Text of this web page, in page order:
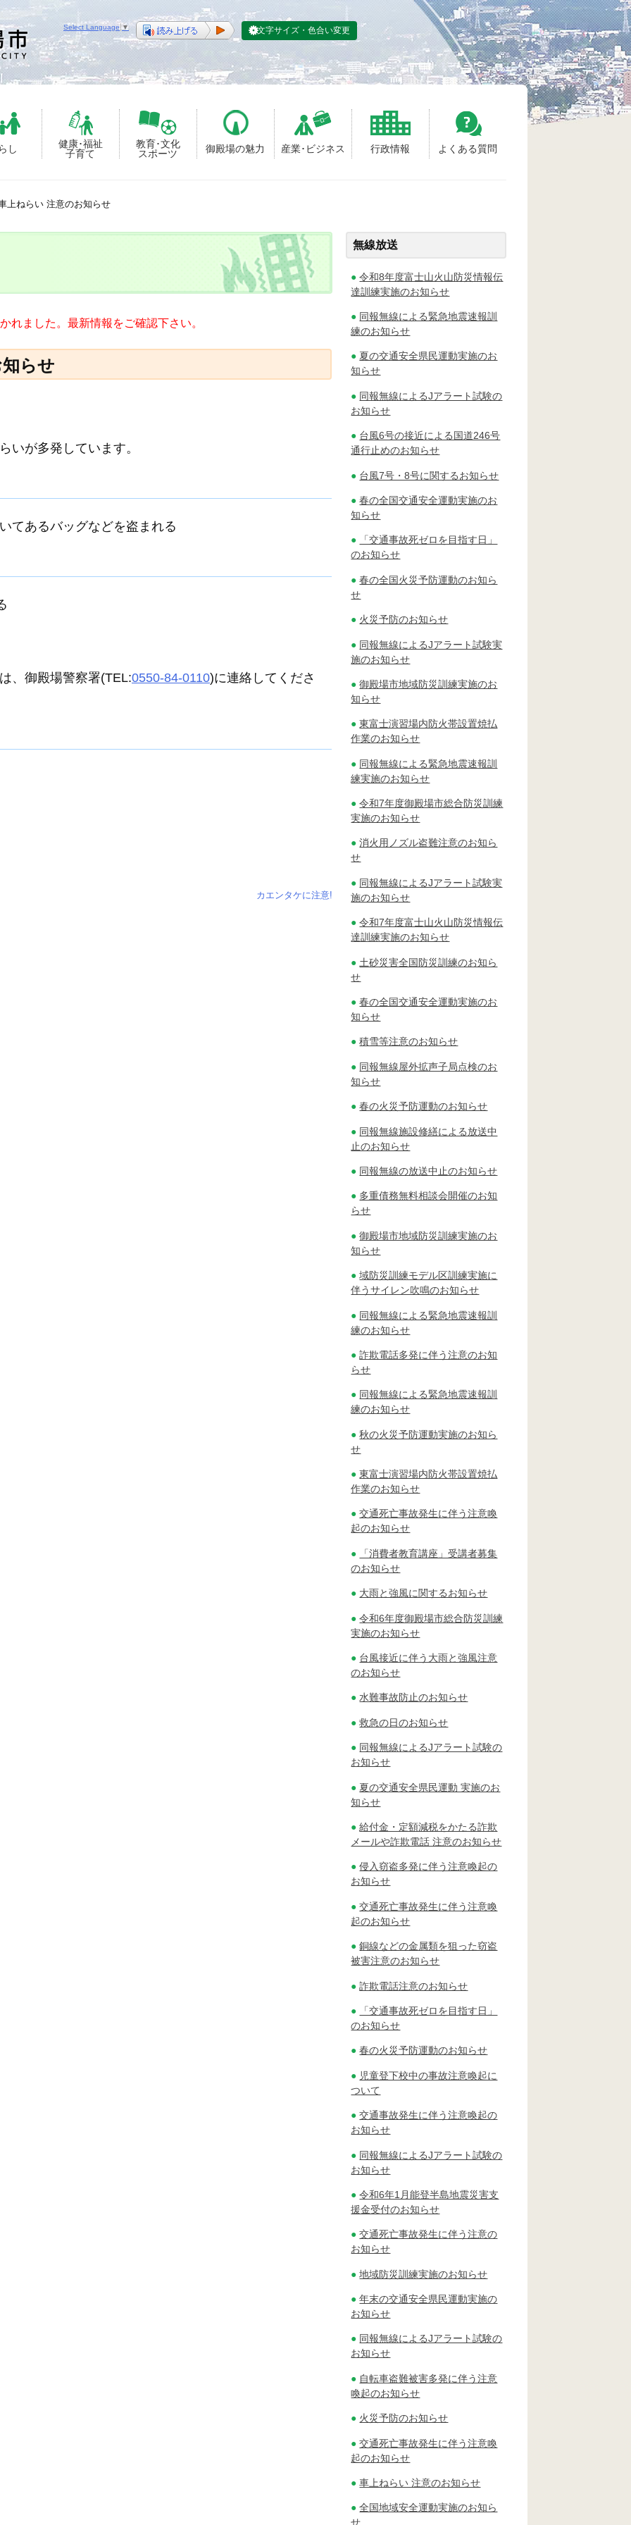
し
健康･福祉
子育て
教育･文化
スポーツ
御殿場の魅力 産業･ビジネス 行政情報 よくある質問
Select Language ▼ 文字サイズ・色合い変更
上ねらい 注意のお知らせ
ました。最新情報をご確認下さい。
らせ
いが多発しています。
てあるバッグなどを盗まれる
、御殿場警察署(TEL:0550-84-0110)に連絡してくださ
カエンタケに注意!
無線放送
令和8年度富士山火山防災情報伝
達訓練実施のお知らせ
同報無線による緊急地震速報訓
練のお知らせ
夏の交通安全県民運動実施のお
知らせ
同報無線によるJアラート試験の
お知らせ
台風6号の接近による国道246号
通行止めのお知らせ
台風7号・8号に関するお知らせ
春の全国交通安全運動実施のお
知らせ
「交通事故死ゼロを目指す日」
のお知らせ
春の全国火災予防運動のお知ら
せ
火災予防のお知らせ
同報無線によるJアラート試験実
施のお知らせ
御殿場市地域防災訓練実施のお
知らせ
東富士演習場内防火帯設置焼払
作業のお知らせ
同報無線による緊急地震速報訓
練実施のお知らせ
令和7年度御殿場市総合防災訓練
実施のお知らせ
消火用ノズル盗難注意のお知ら
せ
同報無線によるJアラート試験実
施のお知らせ
令和7年度富士山火山防災情報伝
達訓練実施のお知らせ
土砂災害全国防災訓練のお知ら
せ
春の全国交通安全運動実施のお
知らせ
積雪等注意のお知らせ
同報無線屋外拡声子局点検のお
知らせ
春の火災予防運動のお知らせ
同報無線施設修繕による放送中
止のお知らせ
同報無線の放送中止のお知らせ
多重債務無料相談会開催のお知
らせ
御殿場市地域防災訓練実施のお
知らせ
域防災訓練モデル区訓練実施に
伴うサイレン吹鳴のお知らせ
同報無線による緊急地震速報訓
練のお知らせ
詐欺電話多発に伴う注意のお知
らせ
同報無線による緊急地震速報訓
練のお知らせ
秋の火災予防運動実施のお知ら
せ
東富士演習場内防火帯設置焼払
作業のお知らせ
交通死亡事故発生に伴う注意喚
起のお知らせ
「消費者教育講座」受講者募集
のお知らせ
大雨と強風に関するお知らせ
令和6年度御殿場市総合防災訓練
実施のお知らせ
台風接近に伴う大雨と強風注意
のお知らせ
水難事故防止のお知らせ
救急の日のお知らせ
同報無線によるJアラート試験の
お知らせ
夏の交通安全県民運動 実施のお
知らせ
給付金・定額減税をかたる詐欺
メールや詐欺電話 注意のお知らせ
侵入窃盗多発に伴う注意喚起の
お知らせ
交通死亡事故発生に伴う注意喚
起のお知らせ
銅線などの金属類を狙った窃盗
被害注意のお知らせ
詐欺電話注意のお知らせ
「交通事故死ゼロを目指す日」
のお知らせ
春の火災予防運動のお知らせ
児童登下校中の事故注意喚起に
ついて
交通事故発生に伴う注意喚起の
お知らせ
同報無線によるJアラート試験の
お知らせ
令和6年1月能登半島地震災害支
援金受付のお知らせ
交通死亡事故発生に伴う注意の
お知らせ
地域防災訓練実施のお知らせ
年末の交通安全県民運動実施の
お知らせ
同報無線によるJアラート試験の
お知らせ
自転車盗難被害多発に伴う注意
喚起のお知らせ
火災予防のお知らせ
交通死亡事故発生に伴う注意喚
起のお知らせ
車上ねらい 注意のお知らせ
全国地域安全運動実施のお知ら
せ